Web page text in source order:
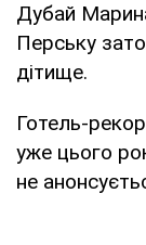
Дубай
Перську
дітище.
Готель-
уже цього
не